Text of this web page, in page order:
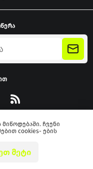
დაცულია
მიწოდებაში. ჩვენი
cookies- ების
ᲛᲔᲢᲘ